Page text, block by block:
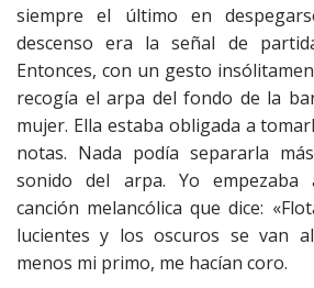
siempre el último en
descenso era la señal de
Entonces, con un gesto
recogía el arpa del fondo de la
mujer. Ella estaba obligada a
notas. Nada podía separarla
sonido del arpa. Yo empezaba
canción melancólica que dice:
lucientes y los oscuros se van
menos mi primo, me hacían coro.